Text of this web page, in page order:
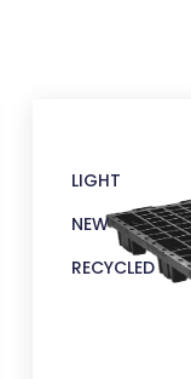
LIGHT
NEW
RECYCLED